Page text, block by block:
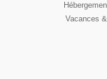
Vacances